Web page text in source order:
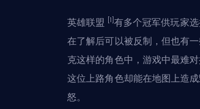
英雄联盟 [1] 有多个冠军供玩家
在了解后可以被反制，但也有
克这样的角色中，游戏中最难
这位上路角色却能在地图上造
怒。